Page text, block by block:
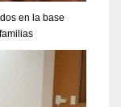
en la base